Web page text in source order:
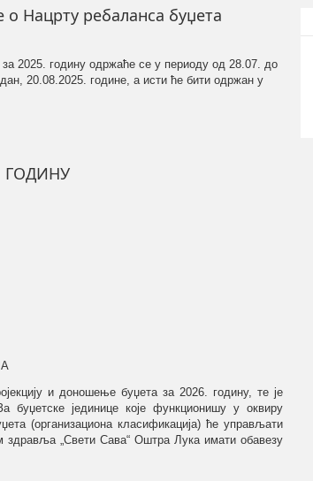
Нацрту ребаланса буџета
2025. годину одржаће се у периоду од 28.07. до
20.08.2025. године, а исти ће бити одржан у
ГОДИНУ
и доношење буџета за 2026. годину, те је
буџетске јединице које функционишу у оквиру
(организациона класификација) ће управљати
здравља „Свети Сава“ Оштра Лука имати обавезу